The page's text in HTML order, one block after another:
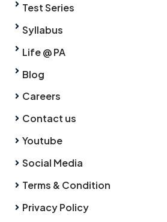
Test Series
Syllabus
Life @ PA
Blog
Careers
Contact us
Youtube
Social Media
Terms & Condition
Privacy Policy